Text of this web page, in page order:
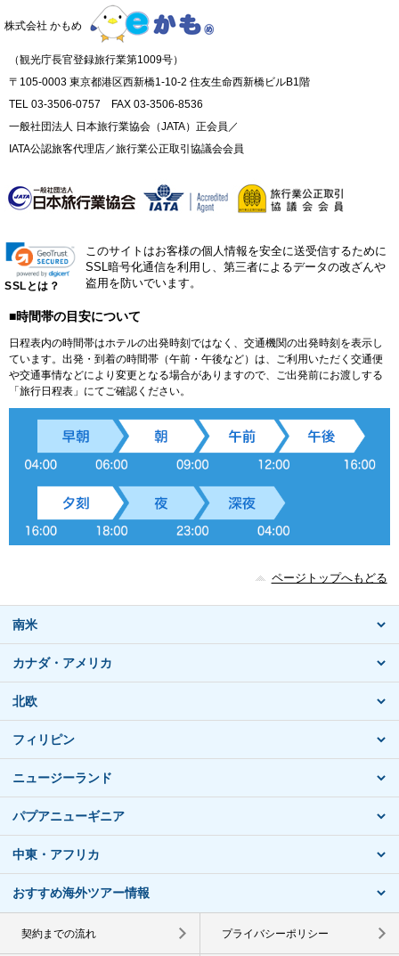
株式会社 かもめ
（観光庁長官登録旅行業第1009号）
〒105-0003 東京都港区西新橋1-10-2 住友生命西新橋ビルB1階
TEL 03-3506-0757 FAX 03-3506-8536
一般社団法人 日本旅行業協会（JATA）正会員／
IATA公認旅客代理店／旅行業公正取引協議会会員
SSLとは？
このサイトはお客様の個人情報を安全に送受信するために
SSL暗号化通信を利用し、第三者によるデータの改ざんや
盗用を防いでいます。
■時間帯の目安について
日程表内の時間帯はホテルの出発時刻ではなく、交通機関の出発時刻を表示し
ています。出発・到着の時間帯（午前・午後など）は、ご利用いただく交通便
や交通事情などにより変更となる場合がありますので、ご出発前にお渡しする
「旅行日程表」にてご確認ください。
ページトップへもどる
南米
カナダ・アメリカ
北欧
フィリピン
ニュージーランド
パプアニューギニア
中東・アフリカ
おすすめ海外ツアー情報
契約までの流れ プライバシーポリシー